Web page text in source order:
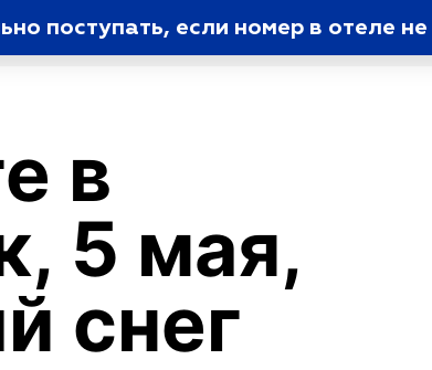
поступать, если номер в отеле
в
5 мая,
снег